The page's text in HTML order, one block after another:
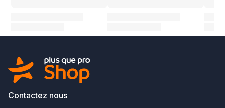
Contactez nous